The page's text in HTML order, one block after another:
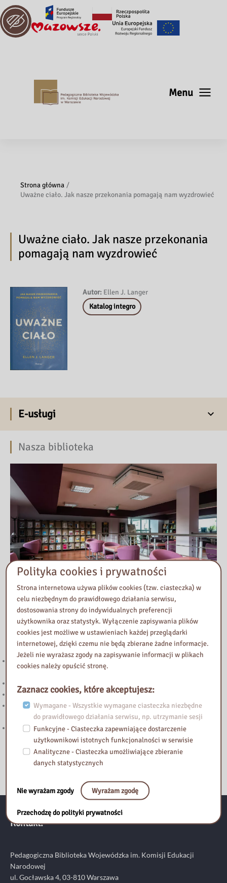
Menu
Strona główna
Uważne ciało. Jak nasze przekonania pomagają nam wyzdrowieć
Uważne ciało. Jak nasze przekonania
pomagają nam wyzdrowieć
Autor: Ellen J. Langer
Katalog integro
E-usługi
Nasza biblioteka
Przeczytaj
221. Kierunek STEAM: rozwój strefy multimedialnej w Bibliotece
Pedagogicznej w Żyrardowie
Nowy wpis na blogu „Biblioteka Vintage”
„Halo! Tu Mazowsze” – podcast Samorządu Województwa
Mazowieckiego
Zapraszamy do lektury nowego wpisu na blogu Biblioteka Vintage!
Kontakt:
Pedagogiczna Biblioteka Wojewódzka im. Komisji Edukacji
Narodowej
ul. Gocławska 4, 03-810 Warszawa
Polityka cookies i prywatności
Strona internetowa używa plików cookies (tzw. ciasteczka) w
celu niezbędnym do prawidłowego działania serwisu,
dostosowania strony do indywidualnych preferencji
użytkownika oraz statystyk. Wyłączenie zapisywania plików
cookies jest możliwe w ustawieniach każdej przeglądarki
internetowej, dzięki czemu nie będą zbierane żadne informacje.
Jeżeli nie wyrażasz zgody na zapisywanie informacji w plikach
cookies należy opuścić stronę.
Zaznacz cookies, które akceptujesz:
Wymagane - Wszystkie wymagane ciasteczka niezbędne
do prawidłowego działania serwisu, np. utrzymanie sesji
Funkcyjne - Ciasteczka zapewniające dostarczenie
użytkownikowi istotnych funkcjonalności w serwisie
Analityczne - Ciasteczka umożliwiające zbieranie
danych statystycznych
Nie wyrażam zgody Wyrażam zgodę
Przechodzę do polityki prywatności